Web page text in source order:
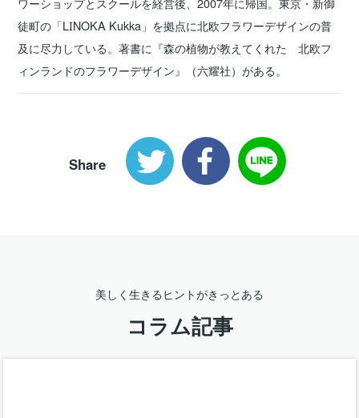
徒町の「LINOKA Kukka」を拠点に北欧フラワーデザインの普
及に尽力している。著書に『森の植物が教えてくれた 北欧フ
ィンランドのフラワーデザイン』（六耀社）がある。
Share
美しく生きるヒントがきっとある
コラム記事